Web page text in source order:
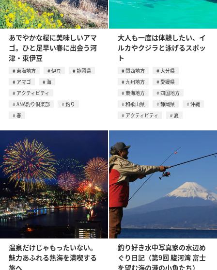
あでやかな桜に美味しいアマ
ゴ。ひと足早い春に出会う河
津・東伊豆
東海地方 伊豆
静岡県
アマゴ
海
アクティビティ
ANA釣り倶楽部
釣り
春
大人も一度は体験したい、イ
ルカやクジラと泳げるスポッ
ト
関西地方
大分県
九州地方
愛媛県
東海地方
四国地方
和歌山県
静岡県
沖縄
アクティビティ
夏
温泉だけじゃもったいない。
魅力あふれる熱海を満喫する
旅へ
釣り好き水中写真家の水辺め
ぐり日記（第9回 駿河湾 富士
を望む海の港の小魚たち）